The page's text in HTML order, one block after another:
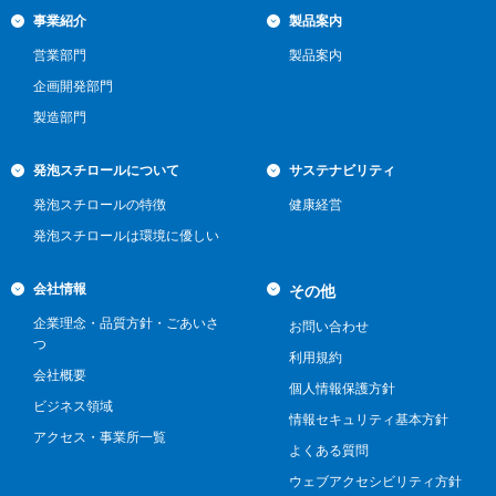
事業紹介
営業部門
企画開発部門
製造部門
製品案内
製品案内
発泡スチロールについて
発泡スチロールの特徴
発泡スチロールは環境に優しい
サステナビリティ
健康経営
会社情報
企業理念・品質方針・ごあいさ
つ
会社概要
ビジネス領域
アクセス・事業所一覧
その他
お問い合わせ
利用規約
個人情報保護方針
情報セキュリティ基本方針
よくある質問
ウェブアクセシビリティ方針